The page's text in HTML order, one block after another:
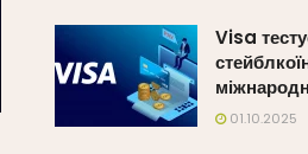
Visa
01.10.2025